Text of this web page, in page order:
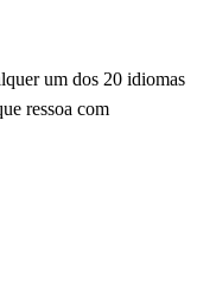
um dos 20 idiomas
ressoa com